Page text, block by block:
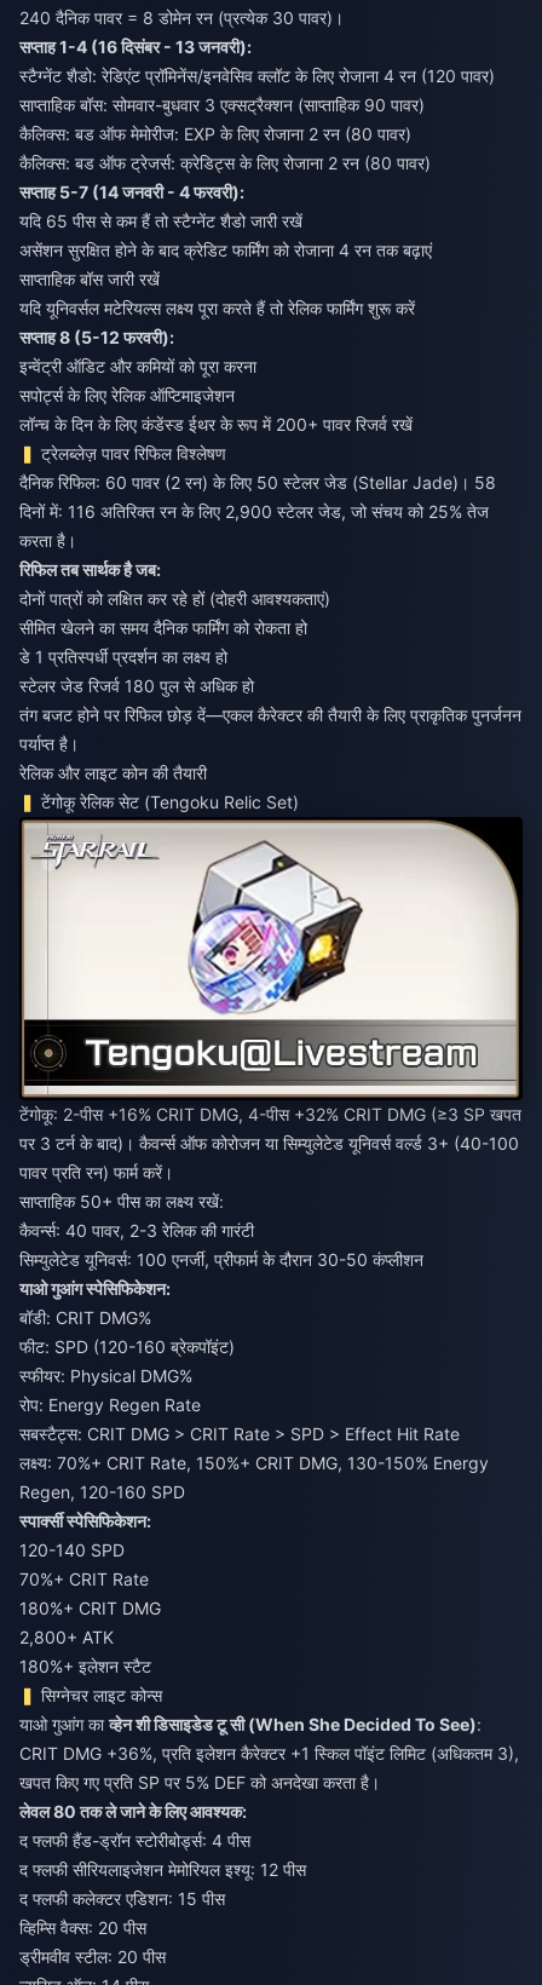
240 दैनिक पावर = 8 डोमेन रन (प्रत्येक 30 पावर)।
सप्ताह 1-4 (16 दिसंबर - 13 जनवरी):
स्टैग्नेंट शैडो: रेडिएंट प्रॉमिनेंस/इनवेसिव क्लॉट के लिए रोजाना 4 रन (120 पावर)
साप्ताहिक बॉस: सोमवार-बुधवार 3 एक्सट्रैक्शन (साप्ताहिक 90 पावर)
कैलिक्स: बड ऑफ मेमोरीज: EXP के लिए रोजाना 2 रन (80 पावर)
कैलिक्स: बड ऑफ ट्रेजर्स: क्रेडिट्स के लिए रोजाना 2 रन (80 पावर)
सप्ताह 5-7 (14 जनवरी - 4 फरवरी):
यदि 65 पीस से कम हैं तो स्टैग्नेंट शैडो जारी रखें
असेंशन सुरक्षित होने के बाद क्रेडिट फार्मिंग को रोजाना 4 रन तक बढ़ाएं
साप्ताहिक बॉस जारी रखें
यदि यूनिवर्सल मटेरियल्स लक्ष्य पूरा करते हैं तो रेलिक फार्मिंग शुरू करें
सप्ताह 8 (5-12 फरवरी):
इन्वेंट्री ऑडिट और कमियों को पूरा करना
सपोर्ट्स के लिए रेलिक ऑप्टिमाइजेशन
लॉन्च के दिन के लिए कंडेंस्ड ईथर के रूप में 200+ पावर रिजर्व रखें
ट्रेलब्लेज़ पावर रिफिल विश्लेषण
दैनिक रिफिल: 60 पावर (2 रन) के लिए 50 स्टेलर जेड (Stellar Jade)। 58
दिनों में: 116 अतिरिक्त रन के लिए 2,900 स्टेलर जेड, जो संचय को 25% तेज
करता है।
रिफिल तब सार्थक है जब:
दोनों पात्रों को लक्षित कर रहे हों (दोहरी आवश्यकताएं)
सीमित खेलने का समय दैनिक फार्मिंग को रोकता हो
डे 1 प्रतिस्पर्धी प्रदर्शन का लक्ष्य हो
स्टेलर जेड रिजर्व 180 पुल से अधिक हो
तंग बजट होने पर रिफिल छोड़ दें—एकल कैरेक्टर की तैयारी के लिए प्राकृतिक पुनर्जनन
पर्याप्त है।
रेलिक और लाइट कोन की तैयारी
टेंगोकू रेलिक सेट (Tengoku Relic Set)
टेंगोकू: 2-पीस +16% CRIT DMG, 4-पीस +32% CRIT DMG (≥3 SP खपत
पर 3 टर्न के बाद)। कैवर्न्स ऑफ कोरोजन या सिम्युलेटेड यूनिवर्स वर्ल्ड 3+ (40-100
पावर प्रति रन) फार्म करें।
साप्ताहिक 50+ पीस का लक्ष्य रखें:
कैवर्न्स: 40 पावर, 2-3 रेलिक की गारंटी
सिम्युलेटेड यूनिवर्स: 100 एनर्जी, प्रीफार्म के दौरान 30-50 कंप्लीशन
याओ गुआंग स्पेसिफिकेशन:
बॉडी: CRIT DMG%
फीट: SPD (120-160 ब्रेकपॉइंट)
स्फीयर: Physical DMG%
रोप: Energy Regen Rate
सबस्टैट्स: CRIT DMG > CRIT Rate > SPD > Effect Hit Rate
लक्ष्य: 70%+ CRIT Rate, 150%+ CRIT DMG, 130-150% Energy
Regen, 120-160 SPD
स्पार्क्सी स्पेसिफिकेशन:
120-140 SPD
70%+ CRIT Rate
180%+ CRIT DMG
2,800+ ATK
180%+ इलेशन स्टैट
सिग्नेचर लाइट कोन्स
याओ गुआंग काव्हेन शी डिसाइडेड टू सी (When She Decided To See):
CRIT DMG +36%, प्रति इलेशन कैरेक्टर +1 स्किल पॉइंट लिमिट (अधिकतम 3),
खपत किए गए प्रति SP पर 5% DEF को अनदेखा करता है।
लेवल 80 तक ले जाने के लिए आवश्यक:
द फ्लफी हैंड-ड्रॉन स्टोरीबोर्ड्स: 4 पीस
द फ्लफी सीरियलाइजेशन मेमोरियल इश्यू: 12 पीस
द फ्लफी कलेक्टर एडिशन: 15 पीस
व्हिम्सि वैक्स: 20 पीस
ड्रीमवीव स्टील: 20 पीस